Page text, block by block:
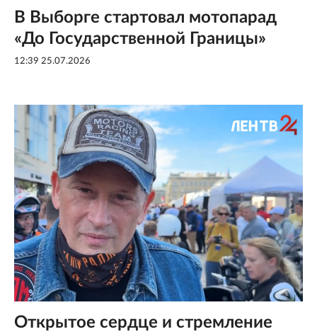
В Выборге стартовал мотопарад
«До Государственной Границы»
12:39 25.07.2026
Открытое сердце и стремление